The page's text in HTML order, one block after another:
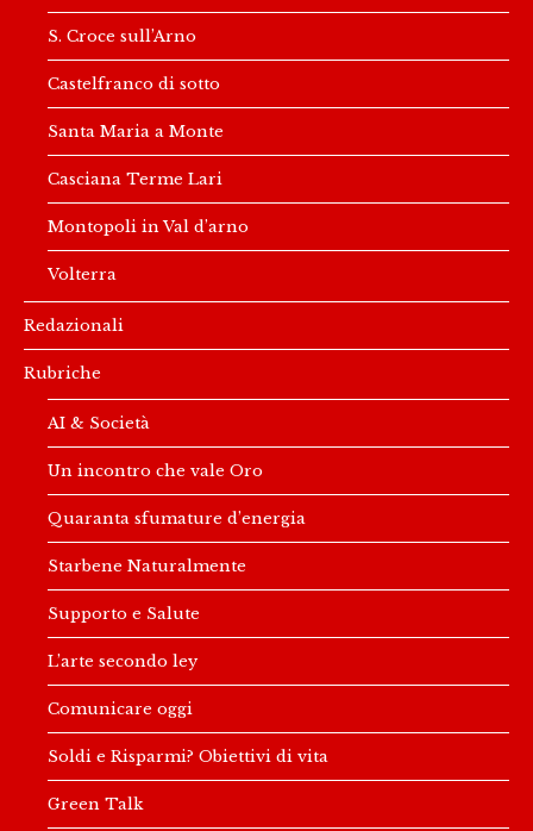
S. Croce sull’Arno
Castelfranco di sotto
Santa Maria a Monte
Casciana Terme Lari
Montopoli in Val d’arno
Volterra
Redazionali
Rubriche
AI & Società
Un incontro che vale Oro
Quaranta sfumature d’energia
Starbene Naturalmente
Supporto e Salute
L’arte secondo ley
Comunicare oggi
Soldi e Risparmi? Obiettivi di vita
Green Talk